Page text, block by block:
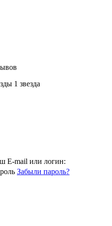
1 звeзда
E-mail или логин:
Забыли пароль?